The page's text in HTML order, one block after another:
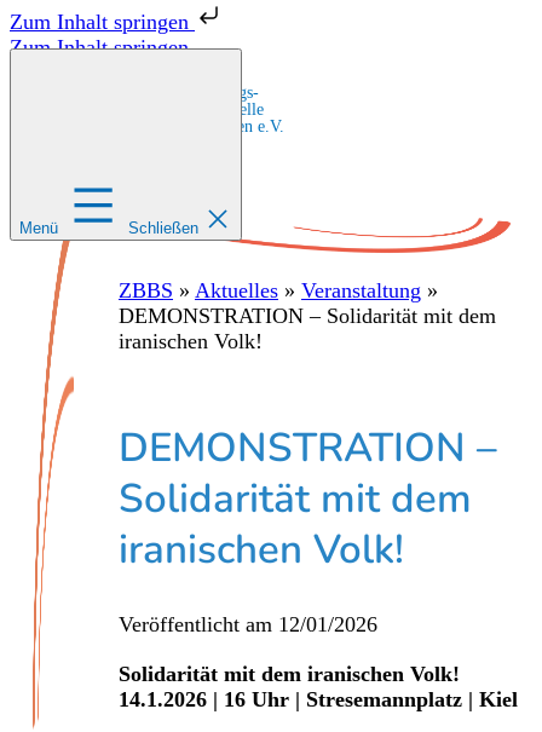
Zum Inhalt springen
Zum Inhalt springen
Zentrale Bildungs-
und Beratungsstelle
für Migrant:innen e.V.
Menü Schließen
ZBBS » Aktuelles » Veranstaltung »
DEMONSTRATION – Solidarität mit dem
iranischen Volk!
DEMONSTRATION –
Solidarität mit dem
iranischen Volk!
Veröffentlicht am 12/01/2026
Solidarität mit dem iranischen Volk!
14.1.2026 | 16 Uhr | Stresemannplatz | Kiel